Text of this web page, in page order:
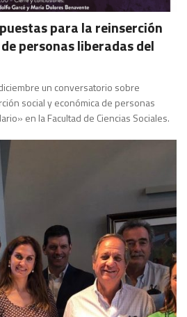
para la reinserción
personas liberadas del
un conversatorio sobre
social y económica de personas
en la Facultad de Ciencias Sociales.